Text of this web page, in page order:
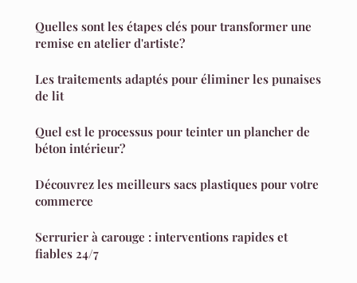
Quelles sont les étapes clés pour transformer une
remise en atelier d'artiste?
Les traitements adaptés pour éliminer les punaises
de lit
Quel est le processus pour teinter un plancher de
béton intérieur?
Découvrez les meilleurs sacs plastiques pour votre
commerce
Serrurier à carouge : interventions rapides et
fiables 24/7